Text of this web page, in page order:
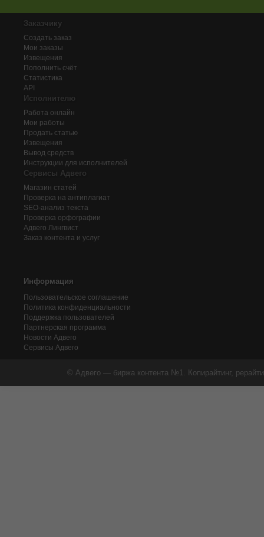
Заказчику
Создать заказ
Мои заказы
Извещения
Пополнить счёт
Статистика
API
Исполнителю
Работа онлайн
Мои работы
Продать статью
Извещения
Вывод средств
Инструкции для исполнителей
Сервисы Адвего
Магазин статей
Проверка на антиплагиат
SEO-анализ текста
Проверка орфографии
Адвего Лингвист
Заказ контента и услуг
Информация
Пользовательское соглашение
Политика конфиденциальности
Поддержка пользователей
Партнерская программа
Новости Адвего
Сервисы Адвего
© Адвего — биржа контента №1. Копирайтинг,